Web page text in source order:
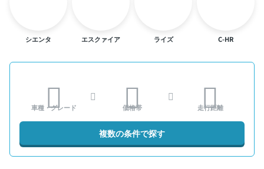
シエンタ エスクァイア ライズ C-HR
車種・グレード 価格帯 走行距離
複数の条件で探す